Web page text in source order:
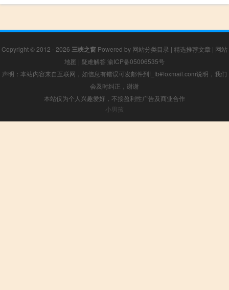
Copyright © 2012 - 2026 三峡之窗 Powered by 网站分类目录 | 精选推荐文章 | 网站
地图 | 疑难解答 渝ICP备05006535号
声明：本站内容来自互联网，如信息有错误可发邮件到f_fb#foxmail.com说明，我们
会及时纠正，谢谢
本站仅为个人兴趣爱好，不接盈利性广告及商业合作
小男孩